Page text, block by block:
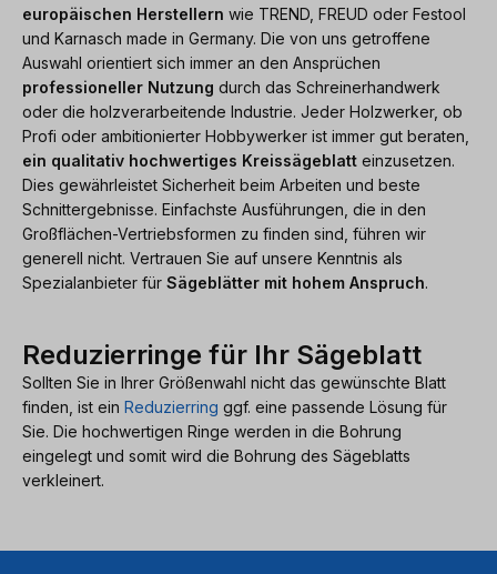
europäischen Herstellern wie TREND, FREUD oder Festool
und Karnasch made in Germany. Die von uns getroffene
Auswahl orientiert sich immer an den Ansprüchen
professioneller Nutzung durch das Schreinerhandwerk
oder die holzverarbeitende Industrie. Jeder Holzwerker, ob
Profi oder ambitionierter Hobbywerker ist immer gut beraten,
ein qualitativ hochwertiges Kreissägeblatt einzusetzen.
Dies gewährleistet Sicherheit beim Arbeiten und beste
Schnittergebnisse. Einfachste Ausführungen, die in den
Großflächen-Vertriebsformen zu finden sind, führen wir
generell nicht. Vertrauen Sie auf unsere Kenntnis als
Spezialanbieter für Sägeblätter mit hohem Anspruch.
Reduzierringe für Ihr Sägeblatt
Sollten Sie in Ihrer Größenwahl nicht das gewünschte Blatt
finden, ist ein Reduzierring ggf. eine passende Lösung für
Sie. Die hochwertigen Ringe werden in die Bohrung
eingelegt und somit wird die Bohrung des Sägeblatts
verkleinert.